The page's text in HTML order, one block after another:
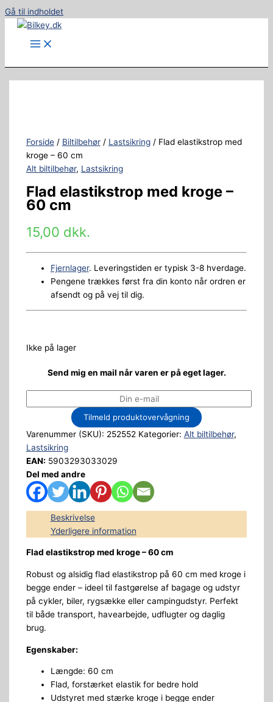
Gå til indholdet
Forside/ Biltilbehør/ Lastsikring/ Flad elastikstrop med
kroge – 60 cm
Alt biltilbehør, Lastsikring
Flad elastikstrop med kroge –
60 cm
15,00 dkk.
Fjernlager. Leveringstiden er typisk 3-8 hverdage.
Pengene trækkes først fra din konto når ordren er
afsendt og på vej til dig.
Ikke på lager
Send mig en mail når varen er på eget lager.
Tilmeld produktovervågning
Varenummer (SKU): 252552 Kategorier: Alt biltilbehør,
Lastsikring
EAN: 5903293033029
Del med andre
Beskrivelse
Yderligere information
Flad elastikstrop med kroge – 60 cm
Robust og alsidig flad elastikstrop på 60 cm med kroge i
begge ender – ideel til fastgørelse af bagage og udstyr
på cykler, biler, rygsække eller campingudstyr. Perfekt
til både transport, havearbejde, udflugter og daglig
brug.
Egenskaber:
Længde: 60 cm
Flad, forstærket elastik for bedre hold
Udstyret med stærke kroge i begge ender